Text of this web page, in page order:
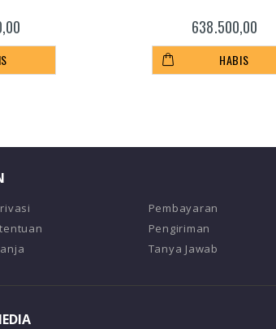
638.500,00
HABIS
Pembayaran
Pengiriman
Tanya Jawab